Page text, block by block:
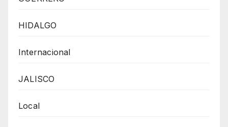
HIDALGO
Internacional
JALISCO
Local